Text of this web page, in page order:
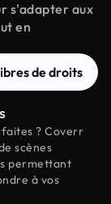
s'adapter aux
en
de droits
? Coverr
scènes
permettant
à vos